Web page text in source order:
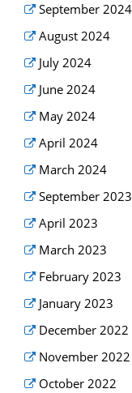
September 2024
August 2024
July 2024
June 2024
May 2024
April 2024
March 2024
September 2023
April 2023
March 2023
February 2023
January 2023
December 2022
November 2022
October 2022